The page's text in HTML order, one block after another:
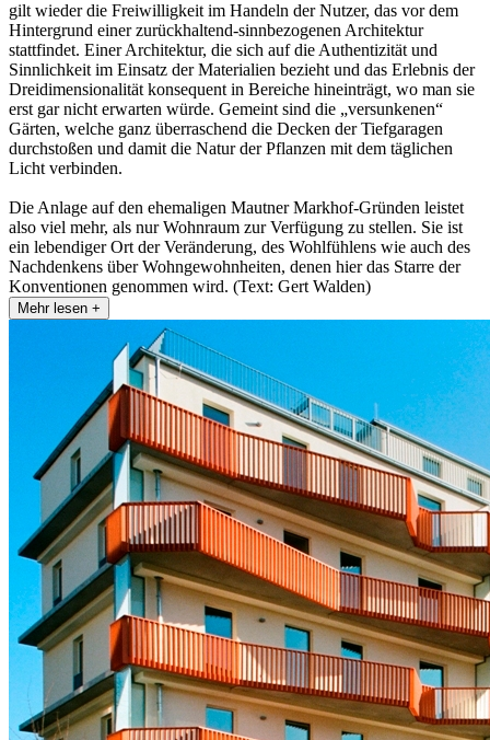
gilt wieder die Freiwilligkeit im Handeln der Nutzer, das vor dem
Hintergrund einer zurückhaltend-sinnbezogenen Architektur
stattfindet. Einer Architektur, die sich auf die Authentizität und
Sinnlichkeit im Einsatz der Materialien bezieht und das Erlebnis der
Dreidimensionalität konsequent in Bereiche hineinträgt, wo man sie
erst gar nicht erwarten würde. Gemeint sind die „versunkenen“
Gärten, welche ganz überraschend die Decken der Tiefgaragen
durchstoßen und damit die Natur der Pflanzen mit dem täglichen
Licht verbinden.
Die Anlage auf den ehemaligen Mautner Markhof-Gründen leistet
also viel mehr, als nur Wohnraum zur Verfügung zu stellen. Sie ist
ein lebendiger Ort der Veränderung, des Wohlfühlens wie auch des
Nachdenkens über Wohngewohnheiten, denen hier das Starre der
Konventionen genommen wird. (Text: Gert Walden)
Mehr lesen +